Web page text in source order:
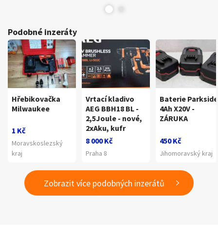
Podobné inzeráty
Hřebikovačka
Milwaukee
1 Kč
Moravskoslezský
kraj
Vrtací kladivo
AEG BBH18 BL -
2,5Joule - nové,
2xAku, kufr
8 000 Kč
Praha 8
Baterie Parkside
4Ah X20V -
ZÁRUKA
450 Kč
Jihomoravský kraj
Zobrazit více podobných inzerátů